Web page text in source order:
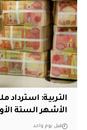
التربية: استرداد
الأشهر الستة الأولى
قبل يوم واحد